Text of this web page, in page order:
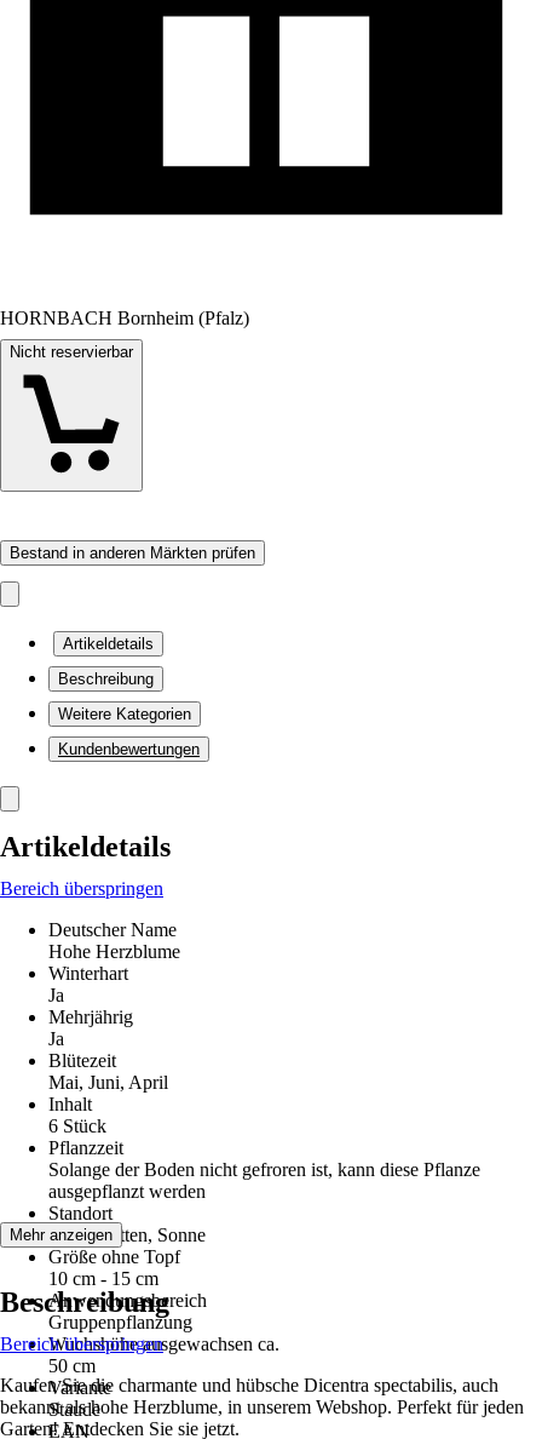
HORNBACH Bornheim (Pfalz)
Nicht reservierbar
Bestand in anderen Märkten prüfen
Artikeldetails
Beschreibung
Weitere Kategorien
Kundenbewertungen
Artikeldetails
Bereich überspringen
Deutscher Name
Hohe Herzblume
Winterhart
Ja
Mehrjährig
Ja
Blütezeit
Mai, Juni, April
Inhalt
6 Stück
Pflanzzeit
Solange der Boden nicht gefroren ist, kann diese Pflanze
ausgepflanzt werden
Standort
Halbschatten, Sonne
Größe ohne Topf
10 cm - 15 cm
Anwendungsbereich
Gruppenpflanzung
Wuchshöhe ausgewachsen ca.
50 cm
Variante
Staude
EAN
Mehr anzeigen
Beschreibung
Bereich überspringen
Kaufen Sie die charmante und hübsche Dicentra spectabilis, auch
bekannt als hohe Herzblume, in unserem Webshop. Perfekt für jeden
Garten! Entdecken Sie sie jetzt.